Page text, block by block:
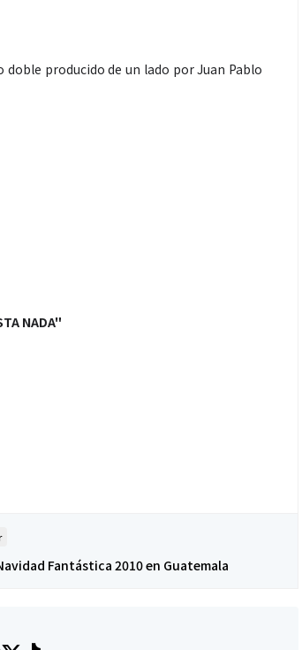
producido de un lado por Juan Pablo
NADA"
Fantástica 2010 en Guatemala